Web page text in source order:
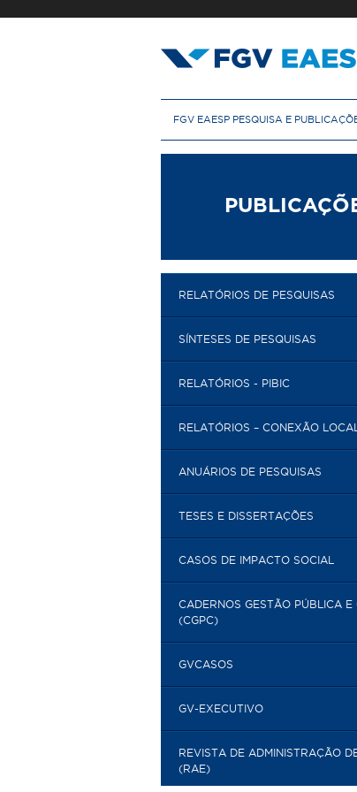
n
c
i
a
FGV EAESP PESQUISA E
RELATÓRIOS DE PESQUISAS
SÍNTESES DE PESQUISAS
RELATÓRIOS - PIBIC
RELATÓRIOS – CONEXÃO LOCAL
ANUÁRIOS DE PESQUISAS
TESES E DISSERTAÇÕES
CASOS DE IMPACTO SOCIAL
CADERNOS GESTÃO PÚBLICA E
(CGPC)
GVCASOS
GV-EXECUTIVO
REVISTA DE ADMINISTRAÇÃO
(RAE)